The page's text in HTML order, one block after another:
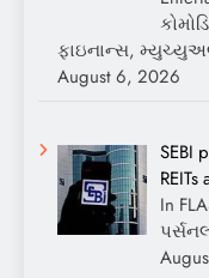
ફાઇનાન્સ,
August 6, 2026
SEBI
In